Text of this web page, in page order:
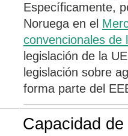
Específicamente,
Noruega en el
convencionales de
legislación de la
legislación sobre
forma parte del
Capacidad